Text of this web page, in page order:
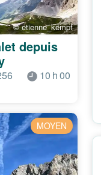
© etienne_kempf
depuis
10 h 00
MOYEN